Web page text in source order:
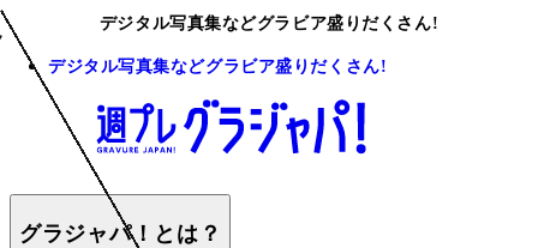
デジタル写真集などグラビア盛りだくさん!
デジタル写真集などグラビア盛りだくさん!
グラジャパ！とは？